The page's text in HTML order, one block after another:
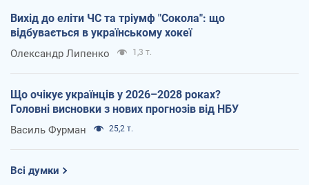
Вихід до еліти ЧС та тріумф "Сокола": що
відбувається в українському хокеї
Олександр Липенко 1,3 т.
Що очікує українців у 2026–2028 роках?
Головні висновки з нових прогнозів від НБУ
Василь Фурман 25,2 т.
Всі думки